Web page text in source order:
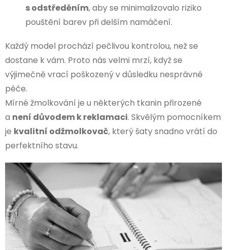
s odstředěním, aby se minimalizovalo riziko
pouštění barev při delším namáčení.
Každý model prochází pečlivou kontrolou, než se
dostane k vám. Proto nás velmi mrzí, když se
výjimečně vrací poškozený v důsledku nesprávné
péče.
Mírné žmolkování je u některých tkanin přirozené
a není důvodem k reklamaci. Skvělým pomocníkem
je kvalitní odžmolkovač, který šaty snadno vrátí do
perfektního stavu.